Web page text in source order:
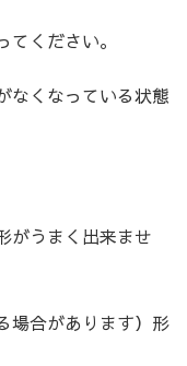
ください。
なくなっている状態
がうまく出来ませ
場合があります）形